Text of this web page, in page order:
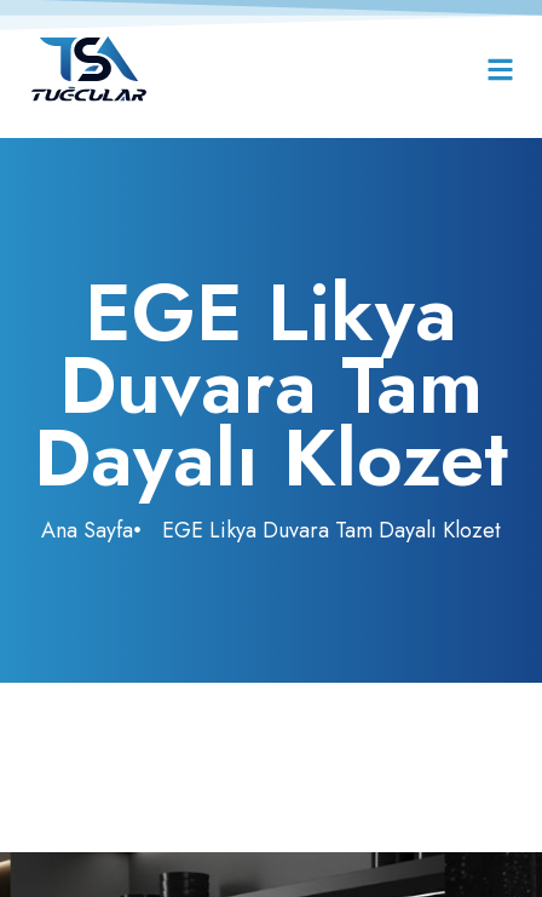
EGE Likya
Duvara Tam
Dayalı Klozet
Ana Sayfa EGE Likya Duvara Tam Dayalı Klozet